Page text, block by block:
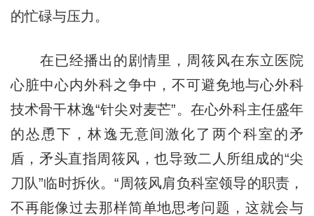
的忙碌与压力。
在已经播出的剧情里，周筱风在东立医院
心脏中心内外科之争中，不可避免地与心外科
技术骨干林逸“针尖对麦芒”。在心外科主任盛年
的怂恿下，林逸无意间激化了两个科室的矛
盾，矛头直指周筱风，也导致二人所组成的“尖
刀队”临时拆伙。“周筱风肩负科室领导的职责，
不再能像过去那样简单地思考问题，这就会与